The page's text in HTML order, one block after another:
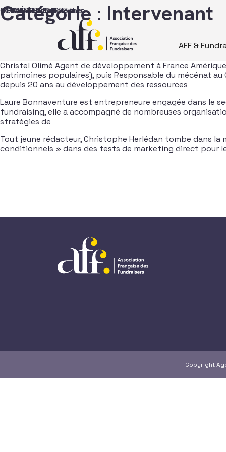
Passer au contenu
AFF &
Catégorie : Intervenant
OLIMÉ Christel
Christel Olimé Agent de développement à France
patrimoines populaires), puis Responsable du mécénat
depuis 20 ans au développement des ressources
BONNAVENTURE Laure
Laure Bonnaventure est entrepreneure engagée dans le
fundraising, elle a accompagné de nombreuses
stratégies de
HERLEDAN Christophe
Tout jeune rédacteur, Christophe Herlédan tombe dans
conditionnels » dans des tests de marketing direct pour
D’HAULTFOEUILLE Ines
Copyright